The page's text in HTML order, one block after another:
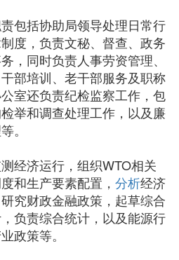
包括协助局领导处理日常行
度，负责文秘、督查、政务
，同时负责人事劳资管理、
部培训、老干部服务及职称
室还负责纪检监察工作，包
举和调查处理工作，以及廉
。
经济运行，组织WTO相关
和生产要素配置， 分析经济
究财政金融政策，起草综合
负责综合统计，以及能源行
政策等。